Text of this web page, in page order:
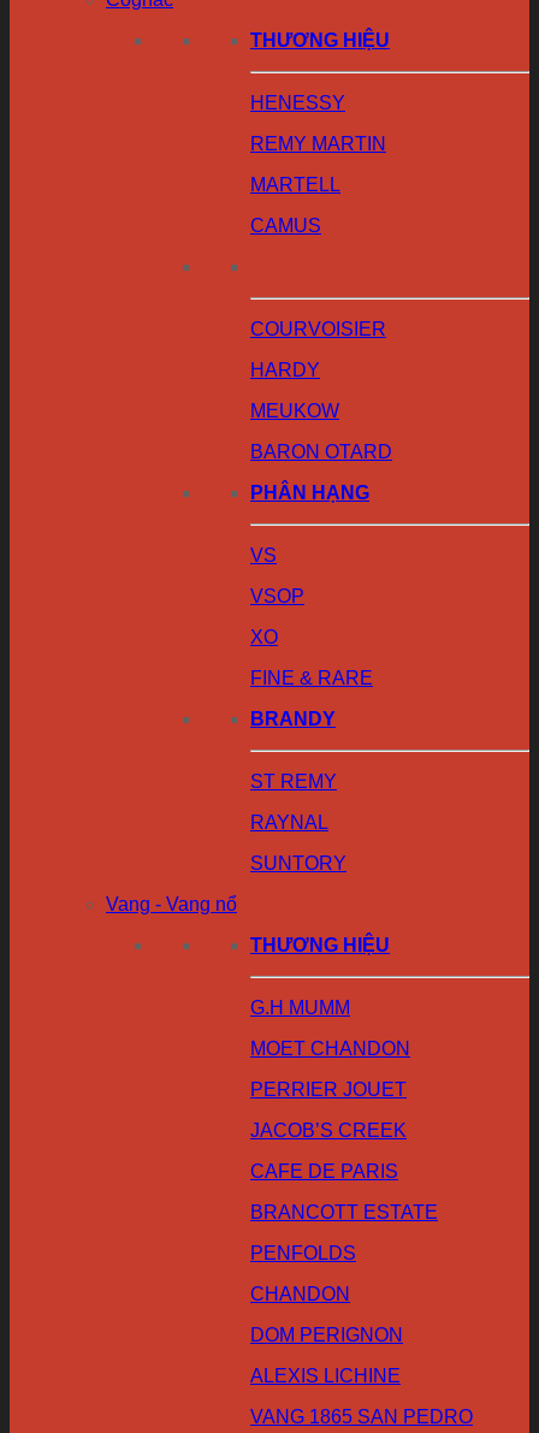
THƯƠNG HIỆU
HENESSY
REMY MARTIN
MARTELL
CAMUS
COURVOISIER
HARDY
MEUKOW
BARON OTARD
PHÂN HẠNG
VS
VSOP
XO
FINE & RARE
BRANDY
ST REMY
RAYNAL
SUNTORY
Vang - Vang nổ
THƯƠNG HIỆU
G.H MUMM
MOET CHANDON
PERRIER JOUET
JACOB’S CREEK
CAFE DE PARIS
BRANCOTT ESTATE
PENFOLDS
CHANDON
DOM PERIGNON
ALEXIS LICHINE
VANG 1865 SAN PEDRO